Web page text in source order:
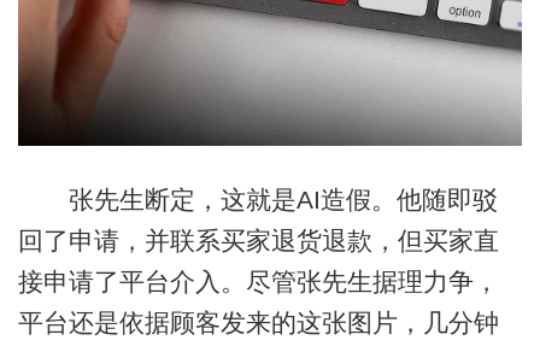
张先生断定，这就是AI造假。他随即驳
回了申请，并联系买家退货退款，但买家直
接申请了平台介入。尽管张先生据理力争，
平台还是依据顾客发来的这张图片，几分钟